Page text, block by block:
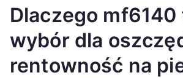
Dlaczego mf6140
wybór dla
rentowność na